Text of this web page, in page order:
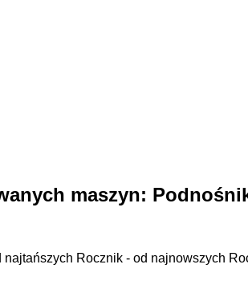
maszyn:
najtańszych Rocznik - od najnowszych